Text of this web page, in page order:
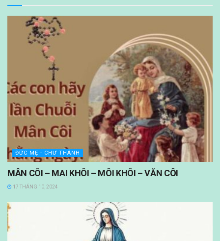
ĐỨC MẸ - CHƯ THÁNH
MÂN CÔI – MAI KHÔI – MÔI KHÔI – VĂN CÔI
17 THÁNG 10, 2024